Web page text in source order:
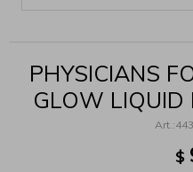
PHYSICIANS
GLOW LIQUID
$